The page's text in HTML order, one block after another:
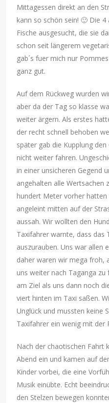
Mittagessen direkt an den
kann so schön sein! 🙂 Die
Fische ausgesucht, die sie
schon seit längerem
gab´s fuer mich nur
ganz gut.
Auf dem Rückweg wurden
aber da der Tag so klasse
weiter ärgern. Als erstes
der recht schnell behoben
später gab die Kupplung
nicht weiter fahren.
in einer unsicheren Gegend
angehalten alle Wertsachen
hundert Meter vorher
angeleint mitten auf der
aussah. Wir wollten den
Taxifahrer warnte, dass das
auszurauben. Uns war allen
daher waren wir mega froh,
uns weiter nach Taganga
am Ziel als uns dann noch
viert hinten im Taxi saßen.
Unglück und mussten keine
Taxifahrer ein wenig mit der
Nach der chaotischen Fahrt
Abend ein und kamen auf
Kinder vorbei, die eine
Musik einübte. Echt
den Stelzen bewegen